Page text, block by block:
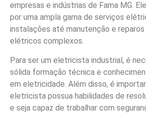
empresas e indústrias de Fama MG.
por uma ampla gama de serviços
instalações até manutenção e
elétricos complexos.
Para ser um eletricista industrial, é
sólida formação técnica e
em eletricidade. Além disso, é
eletricista possua habilidades de
e seja capaz de trabalhar com